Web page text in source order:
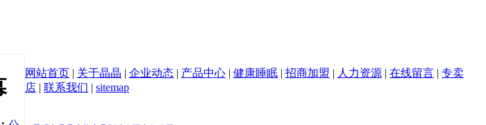
网站首页 | 关于晶晶 | 企业动态 | 产品中心 | 健康睡眠 | 招商加盟 | 人力资源 | 在线留言 | 专卖
店 | 联系我们 | sitemap